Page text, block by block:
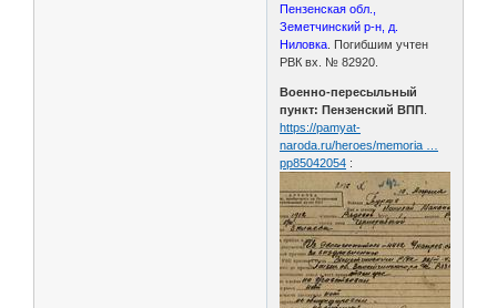
Пензенская обл.,
Земетчинский р-н, д.
Ниловка . Погибшим учтен
РВК вх. № 82920.
Военно-пересыльный
пункт: Пензенский ВПП
https://pamyat-
naroda.ru/heroes/memoria …
pp85042054 :